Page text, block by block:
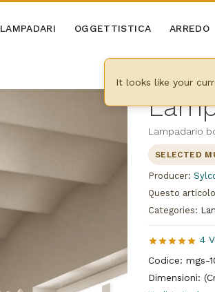
It looks like your
LAMPADARI OGGETTISTICA ARREDO
Lampadario
SELECTED
Producer:
Questo
Categories:
4
Codice: mgs-
Dimensioni: